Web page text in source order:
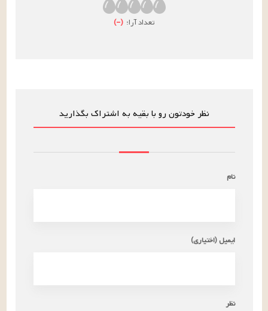
تعداد آرا: (
–
)
نظر خودتون رو با بقیه به اشتراک بگذارید
نام
ایمیل (اختیاری)
نظر